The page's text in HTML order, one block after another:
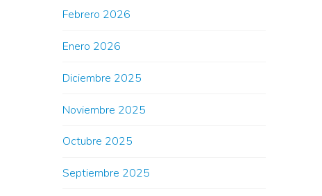
Febrero 2026
Enero 2026
Diciembre 2025
Noviembre 2025
Octubre 2025
Septiembre 2025